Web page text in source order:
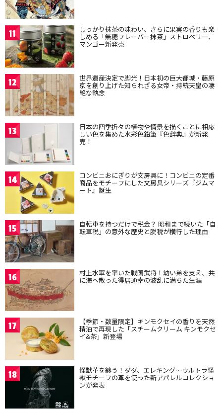
11 しっかり抹茶の味わい、さらに果実の香りも楽
しめる「無糖フレーバー抹茶」ストロベリー、
マンゴー新発売
12 世界遺産決定で脚光！日本初の巨大都城・藤原
京を創り上げた知られざる女帝・持統天皇の凄
絶な執念
13 日本の四季折々の植物や情景を描くことに相応
しい色を集めた水彩色鉛筆『色辞典』が新発
売！
14 コンビニおにぎりが文房具に！コンビニの定番
商品をモチーフにした文房具シリーズ『ジムマ
ート』誕生
15 自転車を持つだけで税金？ 昭和まで続いた「自
転車税」の意外な歴史と脱税が横行した理由
16 村上水軍を率いた戦国武将！幼い弟を支え、共
に海へ散った得居通幸の波乱に満ちた生涯
17 【季節・数量限定】キンモクセイの香りを天然
精油で再現した「スチームクリーム キンモクセ
イ&茶」新登場
18 怪獣革を纏う！ダダ、エレキング…ウルトラ怪
獣モチーフの革を使った新アパレルコレクショ
ンが発表